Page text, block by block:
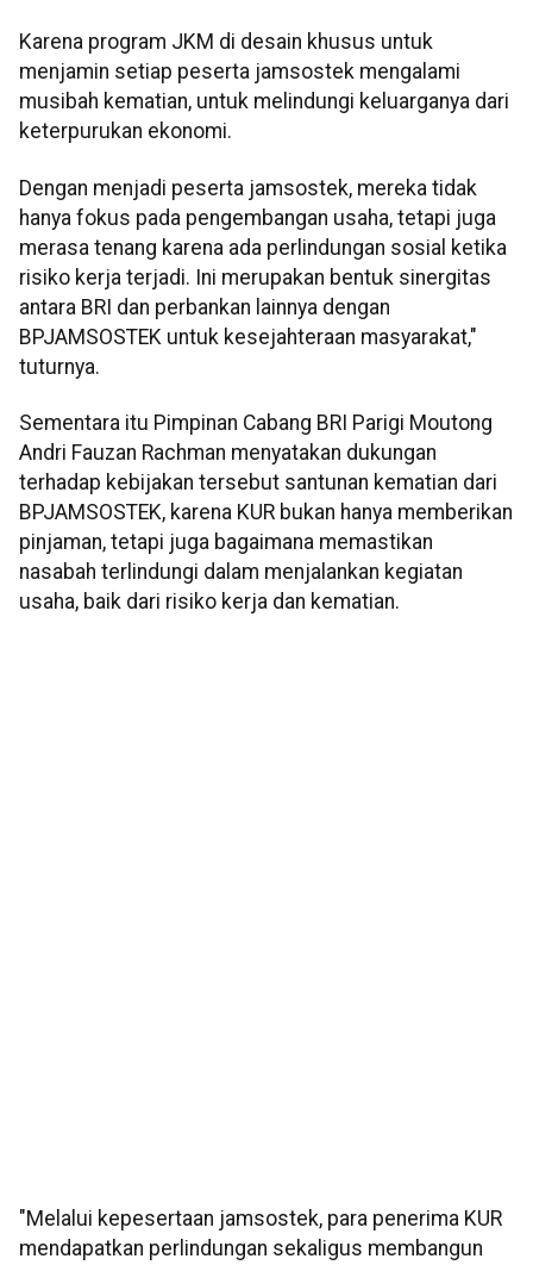
Karena program JKM di desain khusus untuk
menjamin setiap peserta jamsostek mengalami
musibah kematian, untuk melindungi keluarganya dari
keterpurukan ekonomi.
Dengan menjadi peserta jamsostek, mereka tidak
hanya fokus pada pengembangan usaha, tetapi juga
merasa tenang karena ada perlindungan sosial ketika
risiko kerja terjadi. Ini merupakan bentuk sinergitas
antara BRI dan perbankan lainnya dengan
BPJAMSOSTEK untuk kesejahteraan masyarakat,"
tuturnya.
Sementara itu Pimpinan Cabang BRI Parigi Moutong
Andri Fauzan Rachman menyatakan dukungan
terhadap kebijakan tersebut santunan kematian dari
BPJAMSOSTEK, karena KUR bukan hanya memberikan
pinjaman, tetapi juga bagaimana memastikan
nasabah terlindungi dalam menjalankan kegiatan
usaha, baik dari risiko kerja dan kematian.
"Melalui kepesertaan jamsostek, para penerima KUR
mendapatkan perlindungan sekaligus membangun